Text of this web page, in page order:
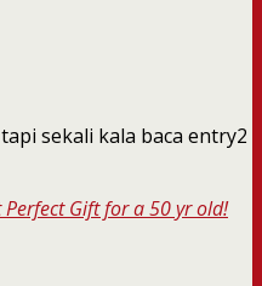
sekali kala baca entry2
Perfect Gift for a 50 yr old!